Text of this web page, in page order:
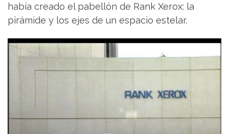
había creado el pabellón de Rank Xerox: la
pirámide y los ejes de un espacio estelar.